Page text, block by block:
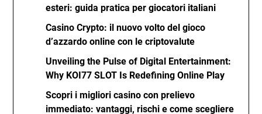
esteri: guida pratica per giocatori italiani
Casino Crypto: il nuovo volto del gioco
d’azzardo online con le criptovalute
Unveiling the Pulse of Digital Entertainment:
Why KOI77 SLOT Is Redefining Online Play
Scopri i migliori casino con prelievo
immediato: vantaggi, rischi e come scegliere